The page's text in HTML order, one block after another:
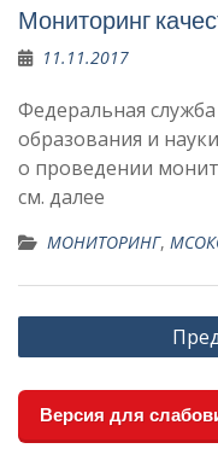
Мониторинг
11.11.2017
Федеральная
образования и
о проведении
см. далее
МОНИТОРИНГ,
Навигация
по
записям
Версия для